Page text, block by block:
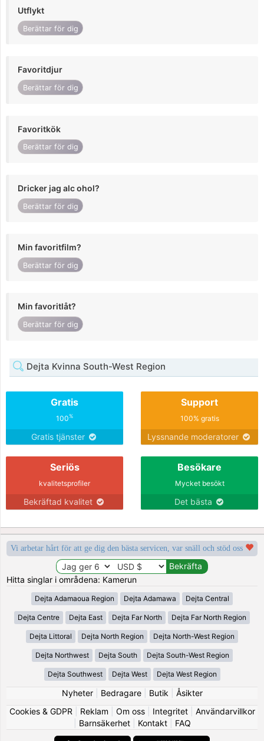
Utflykt
Berättar för dig
Favoritdjur
Berättar för dig
Favoritkök
Berättar för dig
Dricker jag alc ohol?
Berättar för dig
Min favoritfilm?
Berättar för dig
Min favoritlåt?
Berättar för dig
Dejta Kvinna South-West Region
Gratis
100%
Gratis tjänster
Support
100% gratis
Lyssnande moderatorer
Seriös
kvalitetsprofiler
Bekräftad kvalitet
Besökare
Mycket besökt
Det bästa
Vi arbetar hårt för att ge dig den bästa servicen, var snäll och stöd oss
Hitta singlar i områdena: Kamerun
Dejta Adamaoua Region Dejta Adamawa Dejta Central
Dejta Centre Dejta East Dejta Far North Dejta Far North Region
Dejta Littoral Dejta North Region Dejta North-West Region
Dejta Northwest Dejta South Dejta South-West Region
Dejta Southwest Dejta West Dejta West Region
Nyheter| Bedragare| Butik
Åsikter
Cookies & GDPR
Reklam Om oss| Integritet| Användarvillkor
Barnsäkerhet| Kontakt| FAQ